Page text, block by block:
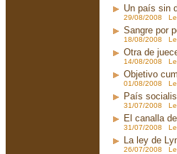
Un país sin
29/08/2008
Sangre por
18/08/2008
Otra de
14/08/2008
Objetivo
01/08/2008
País
31/07/2008
El canalla
31/07/2008
La ley de
26/07/2008